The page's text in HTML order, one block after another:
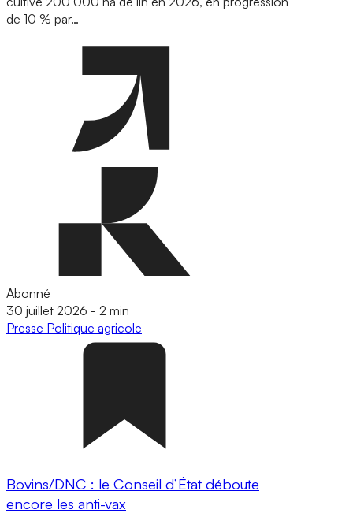
de 10 % par…
Abonné
30 juillet 2026 - 2 min
Presse Politique agricole
Bovins/DNC : le Conseil d’État déboute
encore les anti-vax